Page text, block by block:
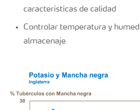
características de calidad
Controlar temperatura y
almacenaje